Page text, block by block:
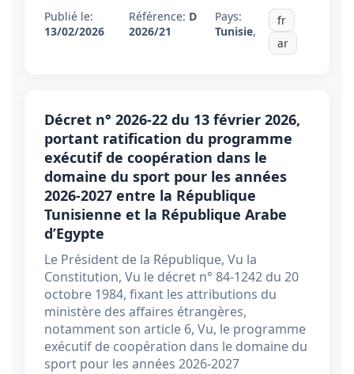
Publié le:
13/02/2026
Référence: D
2026/21
Pays:
Tunisie,
fr
ar
Décret n° 2026-22 du 13 février 2026,
portant ratification du programme
exécutif de coopération dans le
domaine du sport pour les années
2026-2027 entre la République
Tunisienne et la République Arabe
d’Egypte
Le Président de la République, Vu la
Constitution, Vu le décret n° 84-1242 du 20
octobre 1984, fixant les attributions du
ministère des affaires étrangères,
notamment son article 6, Vu, le programme
exécutif de coopération dans le domaine du
sport pour les années 2026-2027